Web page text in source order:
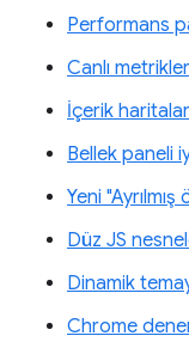
Performans
Canlı
İçerik
Bellek paneli
Yeni
Düz JS
Dinamik
Chrome